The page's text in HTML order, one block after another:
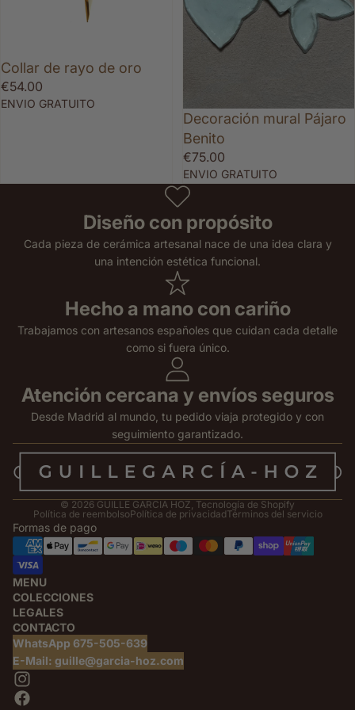
Agotado
Collar de rayo de oro
€54.00
ENVIO GRATUITO
Decoración mural Pájaro
Benito
€75.00
ENVIO GRATUITO
Diseño con propósito
Cada pieza de cerámica artesanal nace de una idea clara y
una intención estética funcional.
Hecho a mano con cariño
Trabajamos con artesanos españoles que cuidan cada detalle
como si fuera único.
Atención cercana y envíos seguros
Desde Madrid al mundo, tu pedido viaja protegido y con
seguimiento garantizado.
© 2026GUILLE GARCIA HOZ,Tecnología de Shopify
Política de reembolsoPolítica de privacidadTérminos del servicio
Formas de pago
MENU
COLECCIONES
LEGALES
CONTACTO
WhatsApp 675-505-639
E-Mail: guille@garcia-hoz.com